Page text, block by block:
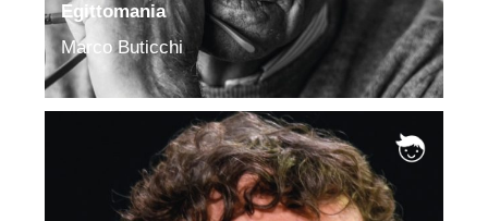
Egittomania
Marco Buticchi